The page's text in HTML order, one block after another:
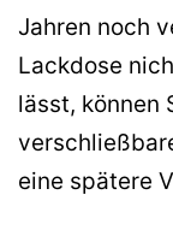
Jahren noch
Lackdose
lässt, können
eine spätere